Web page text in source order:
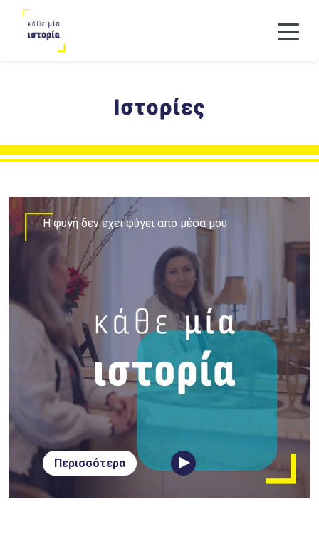
Ιστορίες
Περισσότερα
H φυγή δεν έχει φύγει από μέσα μου